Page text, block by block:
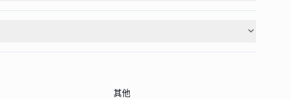
其他